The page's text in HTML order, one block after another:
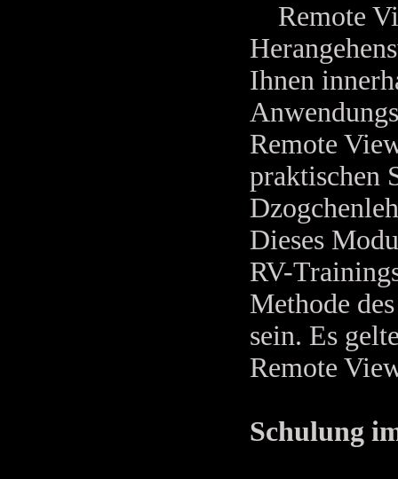
Remote
Ihnen
Remote
praktischen
Dieses
RV-
Methode
sein. Es
Remote
Schulung